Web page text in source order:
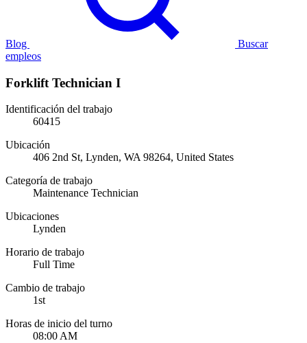
Blog
Buscar
empleos
Forklift Technician I
Identificación del trabajo
60415
Ubicación
406 2nd St, Lynden, WA 98264, United States
Categoría de trabajo
Maintenance Technician
Ubicaciones
Lynden
Horario de trabajo
Full Time
Cambio de trabajo
1st
Horas de inicio del turno
08:00 AM